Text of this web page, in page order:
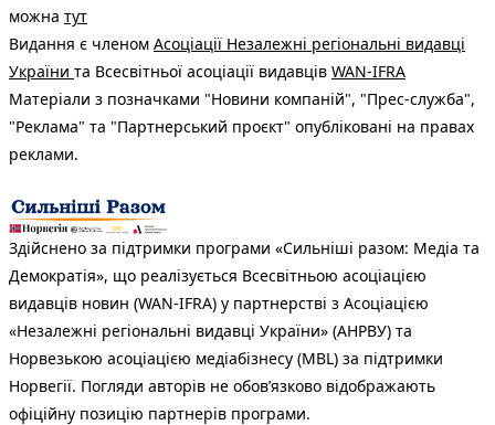
можна тут
Видання є членом Асоціації Незалежні регіональні видавці
України та Всесвітньої асоціації видавців WAN-IFRA
Матеріали з позначками "Новини компаній", "Прес-служба",
"Реклама" та "Партнерський проєкт" опубліковані на правах
реклами.
Здійснено за підтримки програми «Сильніші разом: Медіа та
Демократія», що реалізується Всесвітньою асоціацією
видавців новин (WAN-IFRA) у партнерстві з Асоціацією
«Незалежні регіональні видавці України» (АНРВУ) та
Норвезькою асоціацією медіабізнесу (MBL) за підтримки
Норвегії. Погляди авторів не обов’язково відображають
офіційну позицію партнерів програми.